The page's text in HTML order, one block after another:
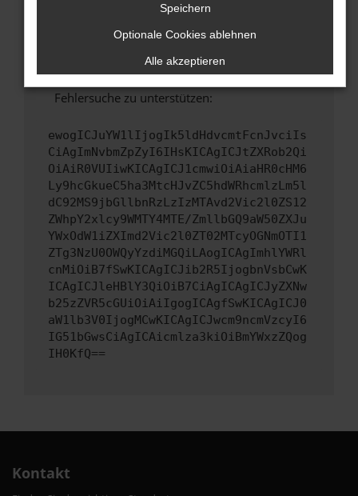
Wende dich an den Webseitenbetreiber.
Wenn du alle oben genannten Schritte versucht
hast, kontaktiere uns bitte. Wir werden
versuchen, das Problem zu beheben. Du kannst
uns diesen Text schicken, um uns bei der
Fehlersuche zu unterstützen:
ewogICJuYW1lIjogIk5ldHdvcmtFcnJvciIs
CiAgImNvbmZpZyI6IHsKICAgICJtZXRob2Qi
OiAiR0VUIiwKICAgICJ1cmwiOiAiaHR0cHM6
Ly9hcGkueC5ha3MtcHJvZC5hdWRhcmlzLm5l
dC92MS9jbGllbnRzLzIzMTAvd2Vic2l0ZS12
ZWhpY2xlcy9WMTY4MTE/ZmllbGQ9aW50ZXJu
YWxOdW1iZXImd2Vic2l0ZT02MTcyOGNmOTI1
ZTg3NzU0OWQyYzdiMGQiLAogICAgImhlYWRl
cnMiOiB7fSwKICAgICJib2R5IjogbnVsbCwK
ICAgICJleHBlY3QiOiB7CiAgICAgICJyZXNw
b25zZVR5cGUiOiAiIgogICAgfSwKICAgICJ0
aW1lb3V0IjogMCwKICAgICJwcm9ncmVzcyI6
IG51bGwsCiAgICAicmlza3kiOiBmYWxzZQog
IH0KfQ==
Kontakt
Speichern
Optionale Cookies ablehnen
Alle akzeptieren